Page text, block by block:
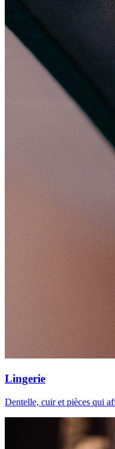
Lingerie
Dentelle, cuir et pièces qui